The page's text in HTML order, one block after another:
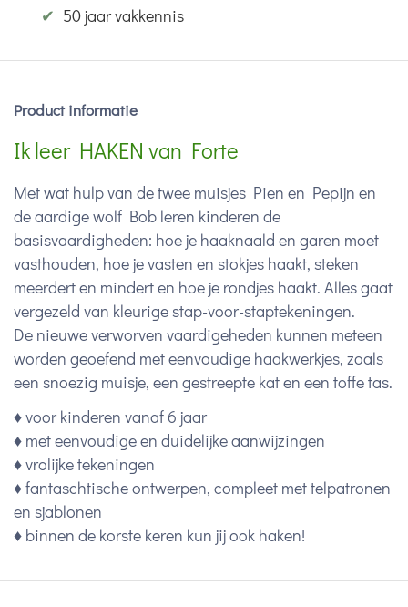
✔ 50 jaar vakkennis
Product informatie
Ik leer HAKEN van Forte
Met wat hulp van de twee muisjes Pien en Pepijn en
de aardige wolf Bob leren kinderen de
basisvaardigheden: hoe je haaknaald en garen moet
vasthouden, hoe je vasten en stokjes haakt, steken
meerdert en mindert en hoe je rondjes haakt. Alles gaat
vergezeld van kleurige stap-voor-staptekeningen.
De nieuwe verworven vaardigeheden kunnen meteen
worden geoefend met eenvoudige haakwerkjes, zoals
een snoezig muisje, een gestreepte kat en een toffe tas.
♦ voor kinderen vanaf 6 jaar
♦ met eenvoudige en duidelijke aanwijzingen
♦ vrolijke tekeningen
♦ fantaschtische ontwerpen, compleet met telpatronen
en sjablonen
♦ binnen de korste keren kun jij ook haken!